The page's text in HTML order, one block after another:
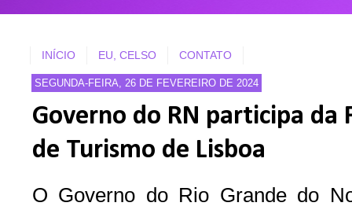
INÍCIO EU, CELSO CONTATO
SEGUNDA-FEIRA, 26 DE FEVEREIRO DE 2024
Governo do RN participa da
de Turismo de Lisboa
O Governo do Rio Grande do